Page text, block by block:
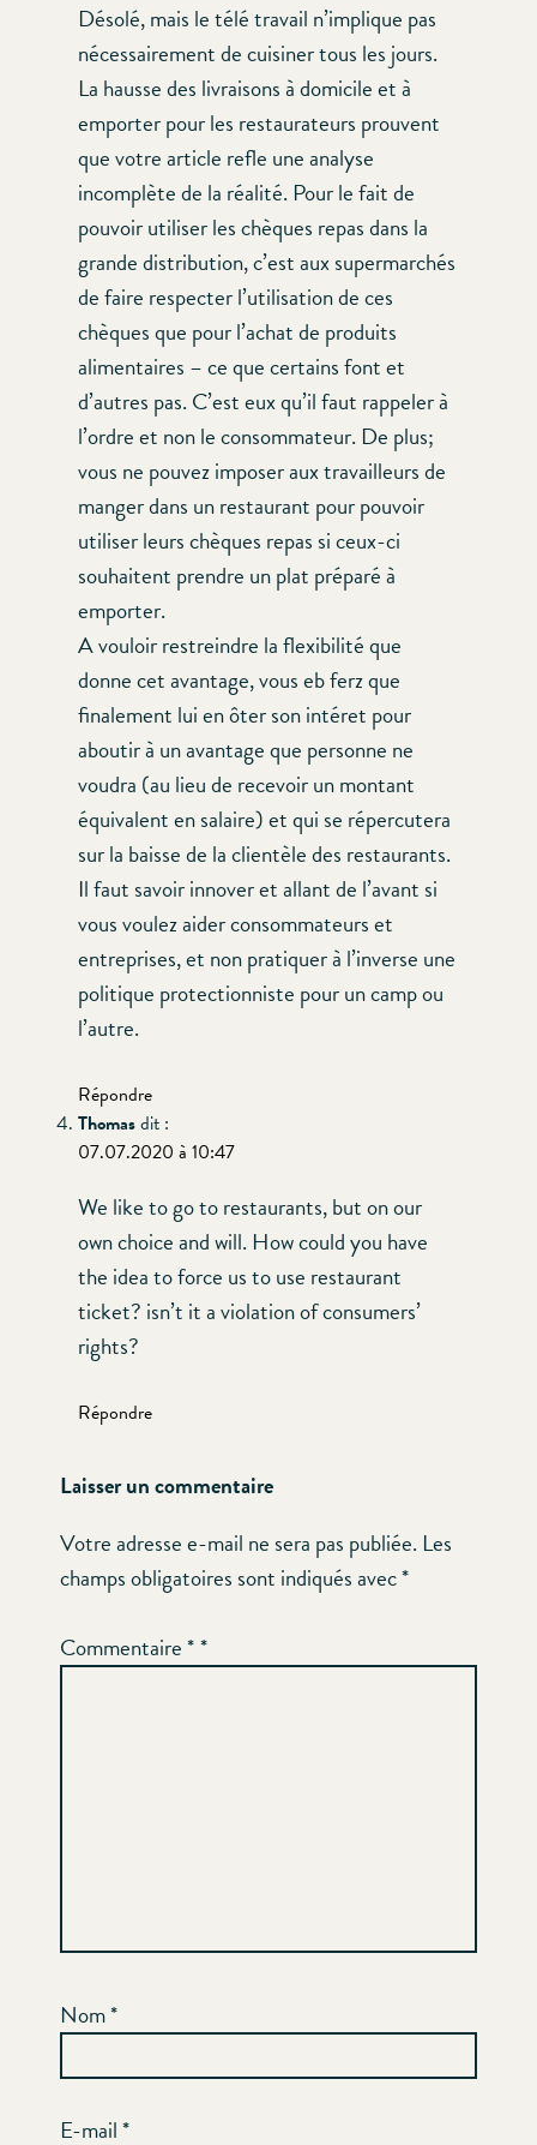
Désolé, mais le télé travail n’implique pas
nécessairement de cuisiner tous les jours.
La hausse des livraisons à domicile et à
emporter pour les restaurateurs prouvent
que votre article refle une analyse
incomplète de la réalité. Pour le fait de
pouvoir utiliser les chèques repas dans la
grande distribution, c’est aux supermarchés
de faire respecter l’utilisation de ces
chèques que pour l’achat de produits
alimentaires – ce que certains font et
d’autres pas. C’est eux qu’il faut rappeler à
l’ordre et non le consommateur. De plus;
vous ne pouvez imposer aux travailleurs de
manger dans un restaurant pour pouvoir
utiliser leurs chèques repas si ceux-ci
souhaitent prendre un plat préparé à
emporter.
A vouloir restreindre la flexibilité que
donne cet avantage, vous eb ferz que
finalement lui en ôter son intéret pour
aboutir à un avantage que personne ne
voudra (au lieu de recevoir un montant
équivalent en salaire) et qui se répercutera
sur la baisse de la clientèle des restaurants.
Il faut savoir innover et allant de l’avant si
vous voulez aider consommateurs et
entreprises, et non pratiquer à l’inverse une
politique protectionniste pour un camp ou
l’autre.
Répondre
Thomasdit :
07.07.2020 à 10:47
We like to go to restaurants, but on our
own choice and will. How could you have
the idea to force us to use restaurant
ticket? isn’t it a violation of consumers’
rights?
Répondre
Laisser un commentaire
Votre adresse e-mail ne sera pas publiée. Les
champs obligatoires sont indiqués avec*
Commentaire*
Nom*
E-mail*